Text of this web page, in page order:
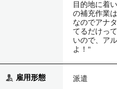
目的地に着
の補充作業
なのでアナ
てるだけっ
いので、ア
よ！"
雇用形態 派遣